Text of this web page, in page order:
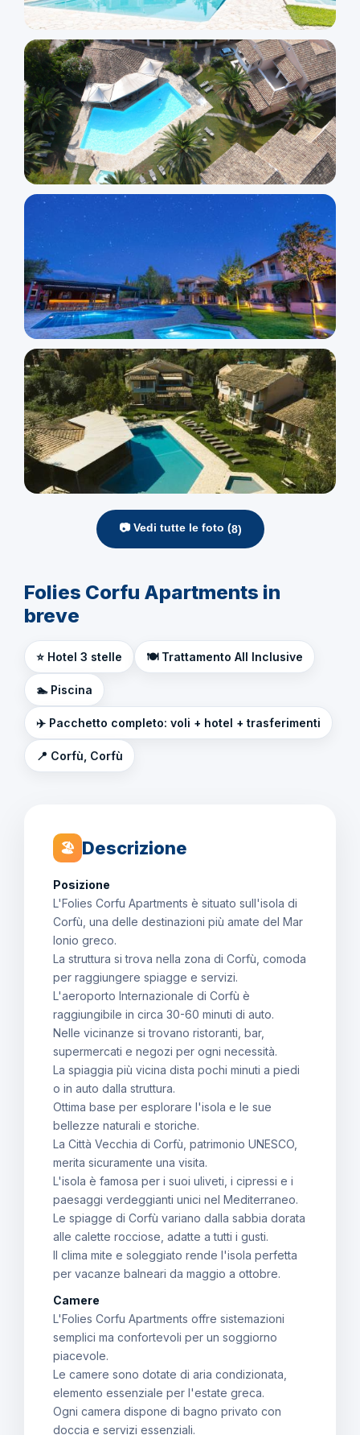
📷 Vedi tutte le foto (8)
Folies Corfu Apartments in
breve
⭐ Hotel 3 stelle 🍽️ Trattamento All Inclusive
🏊 Piscina
✈️ Pacchetto completo: voli + hotel + trasferimenti
📍 Corfù, Corfù
🏖 Descrizione
Posizione
L'Folies Corfu Apartments è situato sull'isola di
Corfù, una delle destinazioni più amate del Mar
Ionio greco.
La struttura si trova nella zona di Corfù, comoda
per raggiungere spiagge e servizi.
L'aeroporto Internazionale di Corfù è
raggiungibile in circa 30-60 minuti di auto.
Nelle vicinanze si trovano ristoranti, bar,
supermercati e negozi per ogni necessità.
La spiaggia più vicina dista pochi minuti a piedi
o in auto dalla struttura.
Ottima base per esplorare l'isola e le sue
bellezze naturali e storiche.
La Città Vecchia di Corfù, patrimonio UNESCO,
merita sicuramente una visita.
L'isola è famosa per i suoi uliveti, i cipressi e i
paesaggi verdeggianti unici nel Mediterraneo.
Le spiagge di Corfù variano dalla sabbia dorata
alle calette rocciose, adatte a tutti i gusti.
Il clima mite e soleggiato rende l'isola perfetta
per vacanze balneari da maggio a ottobre.
Camere
L'Folies Corfu Apartments offre sistemazioni
semplici ma confortevoli per un soggiorno
piacevole.
Le camere sono dotate di aria condizionata,
elemento essenziale per l'estate greca.
Ogni camera dispone di bagno privato con
doccia e servizi essenziali.